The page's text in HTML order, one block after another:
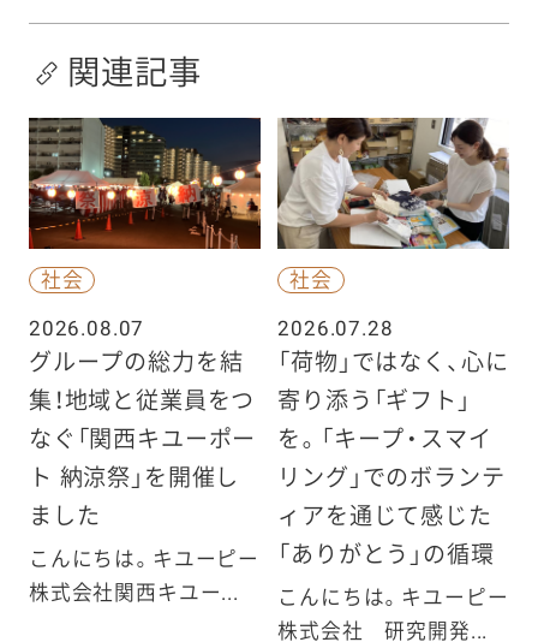
関連記事
社会
2026.08.07
グループの総力を結
集！地域と従業員をつ
なぐ「関西キユーポー
ト 納涼祭」を開催し
ました
こんにちは。キユーピー
株式会社関西キユー...
社会
2026.07.28
「荷物」ではなく、心に
寄り添う「ギフト」
を。「キープ・スマイ
リング」でのボランテ
ィアを通じて感じた
「ありがとう」の循環
こんにちは。キユーピー
株式会社 研究開発...